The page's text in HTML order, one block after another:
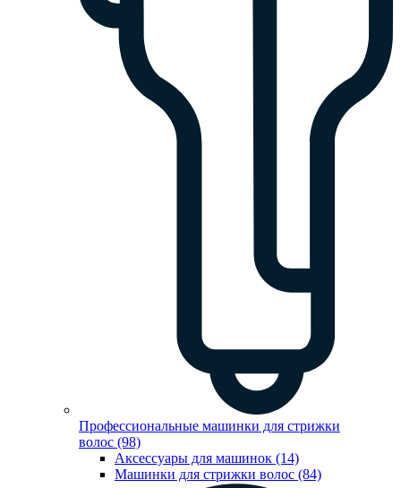
Профессиональные машинки для стрижки
волос (98)
Аксессуары для машинок (14)
Машинки для стрижки волос (84)